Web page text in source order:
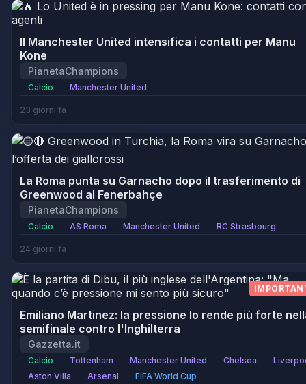
Il Manchester United intensifica i contatti per Manu
Kone
PianetaChampions
Calcio Manchester United
23 giorni fa
La Roma punta su Garnacho dopo il trasferimento di
Greenwood al Fenerbahçe
PianetaChampions
Calcio AS Roma Manchester United RC Strasbourg
24 giorni fa
Emiliano Martinez: la pressione lo rende più forte
semifinale contro l'Inghilterra
Gazzetta.it
Calcio Tottenham Manchester United Chelsea
Aston Villa
Arsenal FIFA World Cup